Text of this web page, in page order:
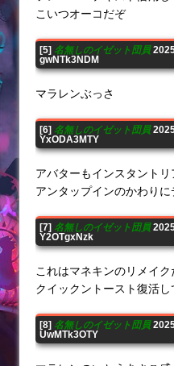
こいつオーコだぞ
[5] 名無しのイゼット団員
gwNTk3NDM
マラレンぶっさ
[6] 名無しのイゼット団員
YxODA3MTY
アバターもインスタント
アンタップインのかわりに
[7] 名無しのイゼット団員
Y2OTgxNzk
これはマネキンのリメイク
クイックントースト復活し
[8] 名無しのイゼット団員
UwMTk3OTY